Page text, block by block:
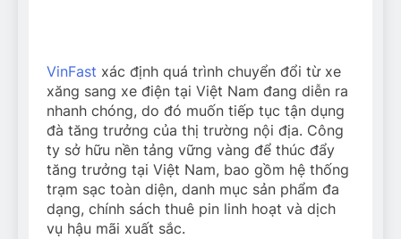
VinFast xác định quá trình chuyển đổi từ xe
xăng sang xe điện tại Việt Nam đang diễn ra
nhanh chóng, do đó muốn tiếp tục tận dụng
đà tăng trưởng của thị trường nội địa. Công
ty sở hữu nền tảng vững vàng để thúc đẩy
tăng trưởng tại Việt Nam, bao gồm hệ thống
trạm sạc toàn diện, danh mục sản phẩm đa
dạng, chính sách thuê pin linh hoạt và dịch
vụ hậu mãi xuất sắc.